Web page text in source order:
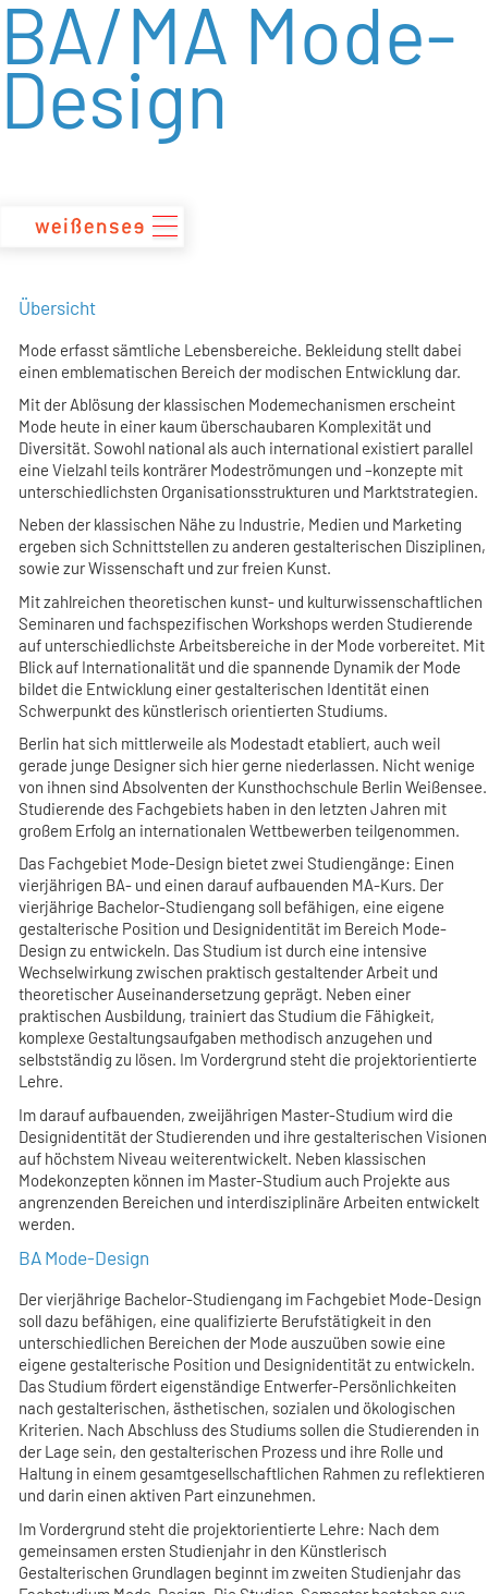
zum
Inhalt
BA/MA Mode-
Design
Übersicht
Mode erfasst sämtliche Lebensbereiche. Bekleidung stellt dabei
einen emblematischen Bereich der modischen Entwicklung dar.
Mit der Ablösung der klassischen Modemechanismen erscheint
Mode heute in einer kaum überschaubaren Komplexität und
Diversität. Sowohl national als auch international existiert parallel
eine Vielzahl teils konträrer Modeströmungen und –konzepte mit
unterschiedlichsten Organisationsstrukturen und Marktstrategien.
Neben der klassischen Nähe zu Industrie, Medien und Marketing
ergeben sich Schnittstellen zu anderen gestalterischen Disziplinen,
sowie zur Wissenschaft und zur freien Kunst.
Mit zahlreichen theoretischen kunst- und kulturwissenschaftlichen
Seminaren und fachspezifischen Workshops werden Studierende
auf unterschiedlichste Arbeitsbereiche in der Mode vorbereitet. Mit
Blick auf Internationalität und die spannende Dynamik der Mode
bildet die Entwicklung einer gestalterischen Identität einen
Schwerpunkt des künstlerisch orientierten Studiums.
Berlin hat sich mittlerweile als Modestadt etabliert, auch weil
gerade junge Designer sich hier gerne niederlassen. Nicht wenige
von ihnen sind Absolventen der Kunsthochschule Berlin Weißensee.
Studierende des Fachgebiets haben in den letzten Jahren mit
großem Erfolg an internationalen Wettbewerben teilgenommen.
Das Fachgebiet Mode-Design bietet zwei Studiengänge: Einen
vierjährigen BA- und einen darauf aufbauenden MA-Kurs. Der
vierjährige Bachelor-Studiengang soll befähigen, eine eigene
gestalterische Position und Designidentität im Bereich Mode-
Design zu entwickeln. Das Studium ist durch eine intensive
Wechselwirkung zwischen praktisch gestaltender Arbeit und
theoretischer Auseinandersetzung geprägt. Neben einer
praktischen Ausbildung, trainiert das Studium die Fähigkeit,
komplexe Gestaltungsaufgaben methodisch anzugehen und
selbstständig zu lösen. Im Vordergrund steht die projektorientierte
Lehre.
Im darauf aufbauenden, zweijährigen Master-Studium wird die
Designidentität der Studierenden und ihre gestalterischen Visionen
auf höchstem Niveau weiterentwickelt. Neben klassischen
Modekonzepten können im Master-Studium auch Projekte aus
angrenzenden Bereichen und interdisziplinäre Arbeiten entwickelt
werden.
BA Mode-Design
Der vierjährige Bachelor-Studiengang im Fachgebiet Mode-Design
soll dazu befähigen, eine qualifizierte Berufstätigkeit in den
unterschiedlichen Bereichen der Mode auszuüben sowie eine
eigene gestalterische Position und Designidentität zu entwickeln.
Das Studium fördert eigenständige Entwerfer-Persönlichkeiten
nach gestalterischen, ästhetischen, sozialen und ökologischen
Kriterien. Nach Abschluss des Studiums sollen die Studierenden in
der Lage sein, den gestalterischen Prozess und ihre Rolle und
Haltung in einem gesamtgesellschaftlichen Rahmen zu reflektieren
und darin einen aktiven Part einzunehmen.
Im Vordergrund steht die projektorientierte Lehre: Nach dem
gemeinsamen ersten Studienjahr in den Künstlerisch
Gestalterischen Grundlagen beginnt im zweiten Studienjahr das